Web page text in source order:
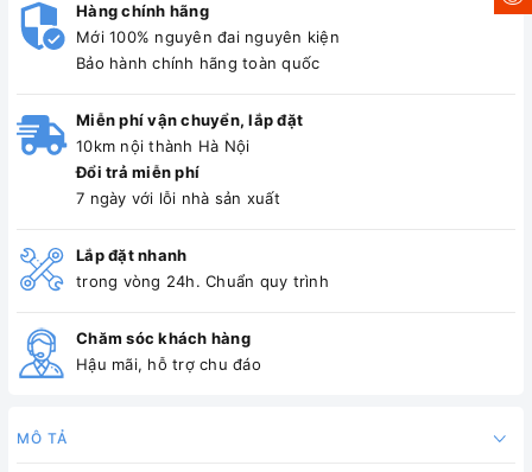
Hàng chính hãng
Mới 100% nguyên đai nguyên kiện
Bảo hành chính hãng toàn quốc
Miễn phí vận chuyển, lắp đặt
10km nội thành Hà Nội
Đổi trả miễn phí
7 ngày với lỗi nhà sản xuất
Lắp đặt nhanh
trong vòng 24h. Chuẩn quy trình
Chăm sóc khách hàng
Hậu mãi, hỗ trợ chu đáo
MÔ TẢ